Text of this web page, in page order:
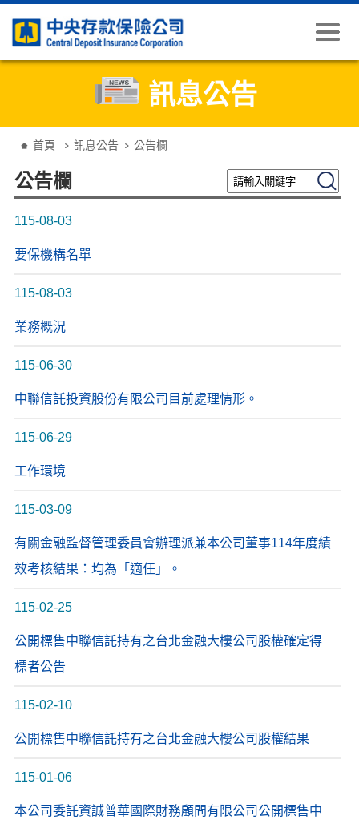
訊息公告
首頁 訊息公告 公告欄
公告欄 請輸入關鍵字 搜尋
115-08-03
要保機構名單
115-08-03
業務概況
115-06-30
中聯信託投資股份有限公司目前處理情形。
115-06-29
工作環境
115-03-09
有關金融監督管理委員會辦理派兼本公司董事114年度績
效考核結果：均為「適任」。
115-02-25
公開標售中聯信託持有之台北金融大樓公司股權確定得
標者公告
115-02-10
公開標售中聯信託持有之台北金融大樓公司股權結果
115-01-06
本公司委託資誠普華國際財務顧問有限公司公開標售中